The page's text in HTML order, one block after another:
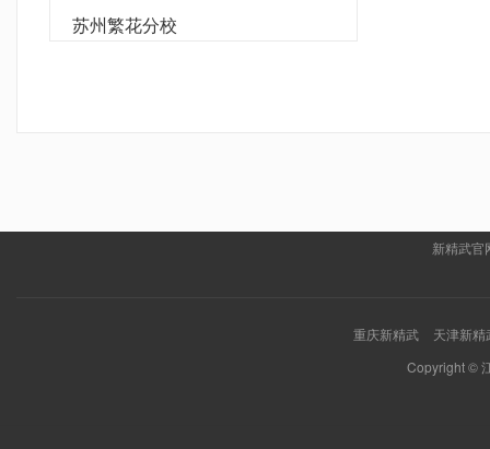
苏州繁花分校
新精武官
重庆新精武
天津新精
Copyright ©